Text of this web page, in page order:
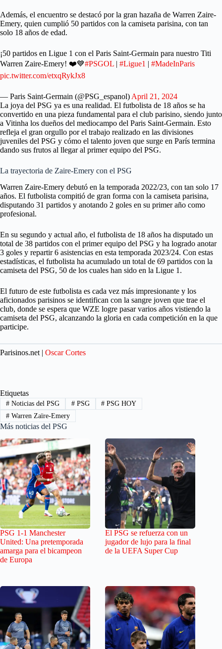
Además, el encuentro se destacó por la gran hazaña de Warren Zaire-
Emery, quien cumplió 50 partidos con la camiseta parisina, con tan
solo 18 años de edad.
¡50 partidos en Ligue 1 con el Paris Saint-Germain para nuestro Titi
Warren Zaire-Emery! ❤️💙#PSGOL | #Ligue1 | #MadeInParis
pic.twitter.com/etxqRykJx8
— Paris Saint-Germain (@PSG_espanol) April 21, 2024
La joya del PSG ya es una realidad. El futbolista de 18 años se ha
convertido en una pieza fundamental para el club parisino, siendo junto
a Vitinha los dueños del mediocampo del Paris Saint-Germain. Esto
refleja el gran orgullo por el trabajo realizado en las divisiones
juveniles del PSG y cómo el talento joven que surge en París termina
dando sus frutos al llegar al primer equipo del PSG.
La trayectoria de Zaire-Emery con el PSG
Warren Zaire-Emery debutó en la temporada 2022/23, con tan solo 17
años. El futbolista compitió de gran forma con la camiseta parisina,
disputando 31 partidos y anotando 2 goles en su primer año como
profesional.
En su segundo y actual año, el futbolista de 18 años ha disputado un
total de 38 partidos con el primer equipo del PSG y ha logrado anotar
3 goles y repartir 6 asistencias en esta temporada 2023/24. Con estas
estadísticas, el futbolista ha acumulado un total de 69 partidos con la
camiseta del PSG, 50 de los cuales han sido en la Ligue 1.
El futuro de este futbolista es cada vez más impresionante y los
aficionados parisinos se identifican con la sangre joven que trae el
club, donde se espera que WZE logre pasar varios años vistiendo la
camiseta del PSG, alcanzando la gloria en cada competición en la que
participe.
Parisinos.net | Oscar Cortes
Etiquetas
#Noticias del PSG #PSG # PSG HOY
#Warren Zaïre-Emery
Más noticias del PSG
PSG 1-1 Manchester
United: Una pretemporada
amarga para el bicampeon
de Europa
El PSG se refuerza con un
jugador de lujo para la final
de la UEFA Super Cup